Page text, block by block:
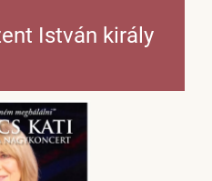
István király